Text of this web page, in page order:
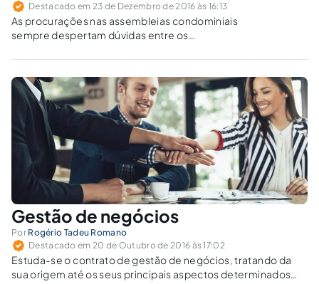
Destacado em 23 de Dezembro de 2016 às 16:13
As procurações nas assembleias condominiais
sempre despertam dúvidas entre os
explanação a respeito dos requisitos
necessários para a sua validade e
especificação.
Gestão de negócios
Por Rogério Tadeu Romano
Destacado em 20 de Outubro de 2016 às 17:02
Estuda-se o contrato de gestão de negócios, tratando da
sua origem até os seus principais aspectos determinados